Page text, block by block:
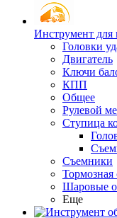
Инструмент для
Головки
Двигатель
Ключи
КПП
Общее
Рулевой
Ступица
Съемники
Тормозная
Шаровые
Еще